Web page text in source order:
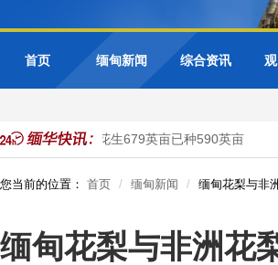
首页 缅甸新闻 综合资讯
种植油料作物花生679英亩已种590英亩
您当前的位置： 首页 缅甸新闻 缅甸花梨与非
缅甸花梨与非洲花